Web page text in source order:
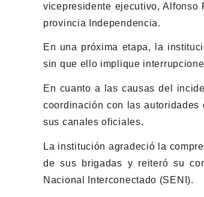
vicepresidente ejecutivo, Alfonso
provincia Independencia.
En una próxima etapa, la
sin que ello implique
En cuanto a las causas del
coordinación con las autoridades
sus canales oficiales.
La institución agradeció la
de sus brigadas y reiteró su
Nacional Interconectado (SENI).